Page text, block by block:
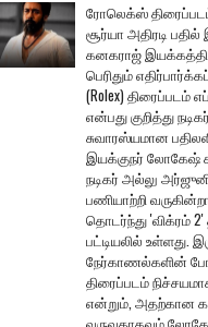
ரோலெக்ஸ்
சூர்யா அதிரடி
கனகராஜ் இயக்கத்தில்
பெரிதும்
(Rolex) திரைப்படம்
என்பது குறித்து
சுவாரஸ்யமான
இயக்குநர் லோகேஷ்
நடிகர் அல்லு
பணியாற்றி
தொடர்ந்து 'விக்ரம்
பட்டியலில் உள்ளது.
நேர்காணல்களின்
திரைப்படம்
என்றும், அதற்கான
வருவதாகவும்